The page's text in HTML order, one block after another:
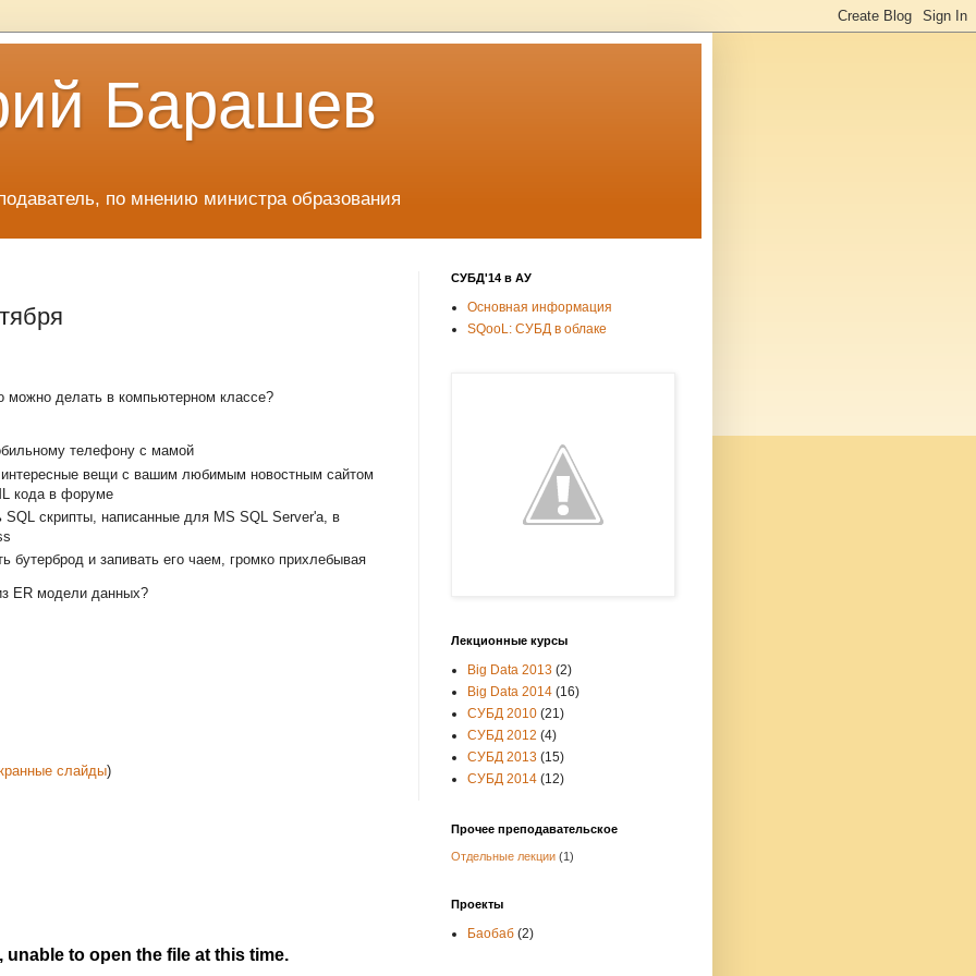
Барашев
по мнению министра образования
можно делать в компьютерном классе?
телефону с мамой
интересные вещи с вашим любимым новостным сайтом
кода в форуме
SQL скрипты, написанные для MS SQL Server'а, в
бутерброд и запивать его чаем, громко прихлебывая
ER модели данных?
слайды)
СУБД'14 в АУ
Основная информация
SQooL: СУБД в облаке
Лекционные курсы
Big Data 2013 (2)
Big Data 2014 (16)
СУБД 2010 (21)
СУБД 2012 (4)
СУБД 2013 (15)
СУБД 2014 (12)
Прочее преподавательское
Отдельные лекции (1)
Проекты
Баобаб (2)